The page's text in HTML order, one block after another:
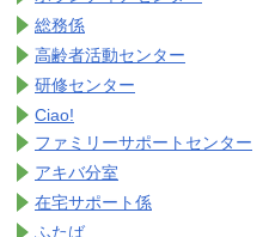
総務係
高齢者活動センター
研修センター
Ciao!
ファミリーサポートセンター
アキバ分室
在宅サポート係
ふたば